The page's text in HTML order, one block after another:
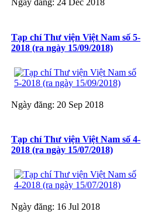
Ngày đăng: 24 Dec 2018
Tạp chí Thư viện Việt Nam số 5-
2018 (ra ngày 15/09/2018)
Ngày đăng: 20 Sep 2018
Tạp chí Thư viện Việt Nam số 4-
2018 (ra ngày 15/07/2018)
Ngày đăng: 16 Jul 2018